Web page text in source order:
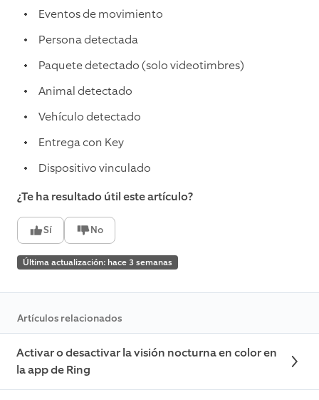
Eventos de movimiento
Persona detectada
Paquete detectado (solo videotimbres)
Animal detectado
Vehículo detectado
Entrega con Key
Dispositivo vinculado
¿Te ha resultado útil este artículo?
Sí No
Última actualización: hace 3 semanas
Artículos relacionados
Activar o desactivar la visión nocturna en color en
la app de Ring